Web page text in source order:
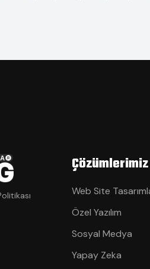
Çözümlerimiz
Web Site
Özel Yazılım
Sosyal Medya
Yapay Zeka